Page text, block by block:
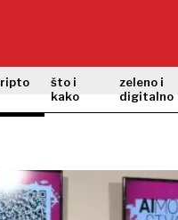
što i
kako
zeleno i
digitalno